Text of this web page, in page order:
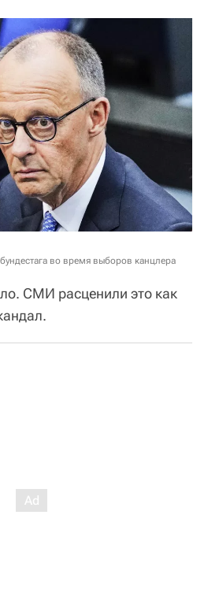
во время выборов канцлера
СМИ расценили это как